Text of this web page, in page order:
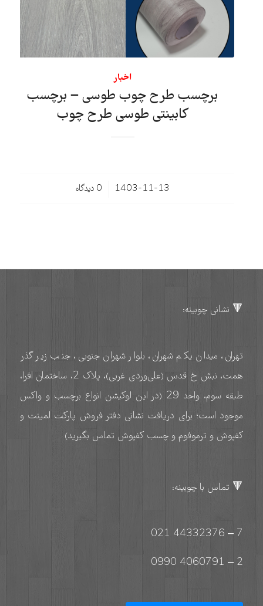
اخبار
برچسب طرح چوب طوسی – برچسب
کابینتی طوسی طرح چوب
1403-11-13
/ 0 دیدگاه‌
🔻 نشانی چوبینه:
تهران، میدان یکم شهران، بلوار شهران جنوبی، جنب زیر گذر
همت، نبش خ قدس (علی‌وردی غربی)، پلاک 2، ساختمان افرا،
طبقه سوم، واحد 29 (در این لوکیشن انواع برچسب و واکس
موجود است؛ برای دریافت نشانی دفتر فروش پارکت لمینت و
کفپوش و ترموفوم و چسب کفپوش تماس بگیرید)
🔻 تماس با چوبینه:
7 – 44332376 021
2 – 4060791 0990